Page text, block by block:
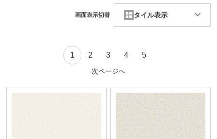
画面表示切替 タイル表示
1 2 3 4 5
次ページへ